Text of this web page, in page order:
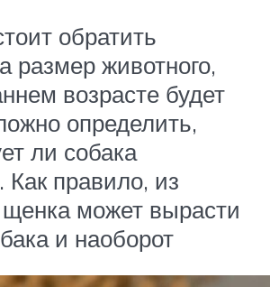
обратить
размер животного,
возрасте будет
определить,
ли собака
Как правило, из
щенка может вырасти
и наоборот